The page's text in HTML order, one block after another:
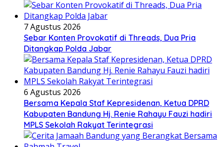
7 Agustus 2026
Sebar Konten Provokatif di Threads, Dua Pria
Ditangkap Polda Jabar
6 Agustus 2026
Bersama Kepala Staf Kepresidenan, Ketua DPRD
Kabupaten Bandung Hj. Renie Rahayu Fauzi hadiri
MPLS Sekolah Rakyat Terintegrasi